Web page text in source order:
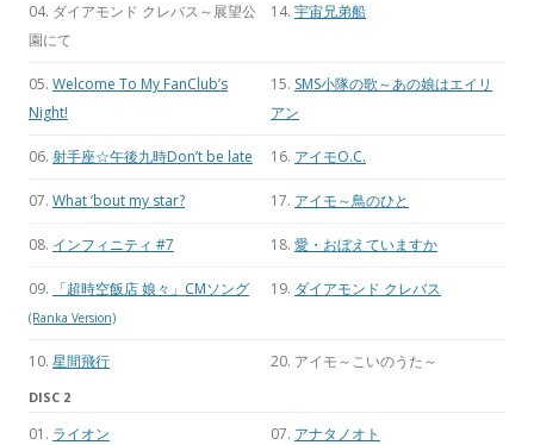
04. ダイアモンド クレバス～展望公
園にて
14. 宇宙兄弟船
05. Welcome To My FanClub’s
Night!
15. SMS小隊の歌～あの娘はエイリ
アン
06. 射手座☆午後九時Don’t be late 16. アイモO.C.
07. What ’bout my star? 17. アイモ～鳥のひと
08. インフィニティ #7 18. 愛・おぼえていますか
09. 「超時空飯店 娘々」CMソング
(Ranka Version)
19. ダイアモンド クレバス
10. 星間飛行 20. アイモ～こいのうた～
DISC 2
01. ライオン 07. アナタノオト